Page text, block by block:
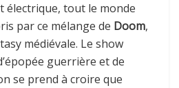
électrique, tout le monde
par ce mélange de Doom,
médiévale. Le show
guerrière et de
se prend à croire que